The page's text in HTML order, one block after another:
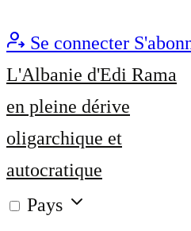
Se connecter
L'Albanie d'Edi Rama
en pleine dérive
oligarchique et
autocratique
Pays